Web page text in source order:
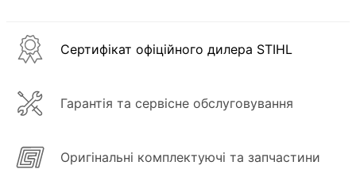
Сертифікат офіційного дилера STIHL
Гарантія та сервісне обслуговування
Оригінальні комплектуючі та запчастини